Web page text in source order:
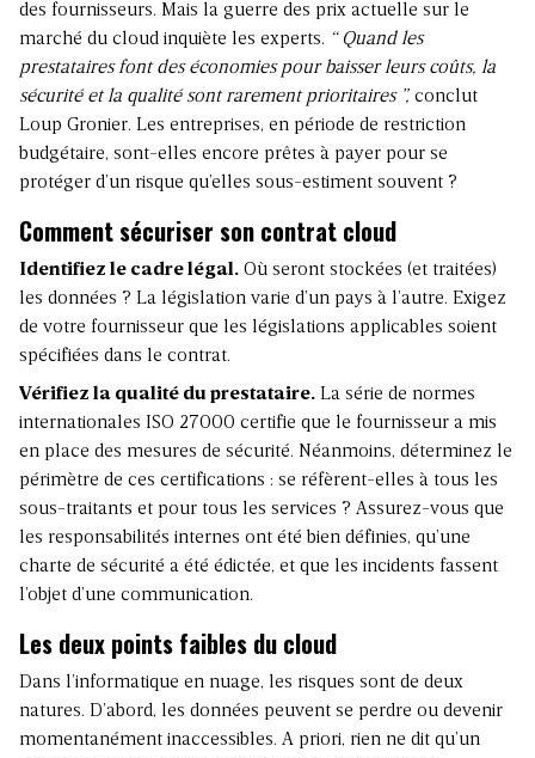
des fournisseurs. Mais la guerre des prix actuelle sur le
marché du cloud inquiète les experts. “ Quand les
prestataires font des économies pour baisser leurs coûts, la
sécurité et la qualité sont rarement prioritaires ”, conclut
Loup Gronier. Les entreprises, en période de restriction
budgétaire, sont-elles encore prêtes à payer pour se
protéger d’un risque qu’elles sous-estiment souvent ?
Comment sécuriser son contrat cloud
Identifiez le cadre légal. Où seront stockées (et traitées)
les données ? La législation varie d’un pays à l’autre. Exigez
de votre fournisseur que les législations applicables soient
spécifiées dans le contrat.
Vérifiez la qualité du prestataire. La série de normes
internationales ISO 27000 certifie que le fournisseur a mis
en place des mesures de sécurité. Néanmoins, déterminez le
périmètre de ces certifications : se réfèrent-elles à tous les
sous-traitants et pour tous les services ? Assurez-vous que
les responsabilités internes ont été bien définies, qu’une
charte de sécurité a été édictée, et que les incidents fassent
l’objet d’une communication.
Les deux points faibles du cloud
Dans l’informatique en nuage, les risques sont de deux
natures. D’abord, les données peuvent se perdre ou devenir
momentanément inaccessibles. A priori, rien ne dit qu’un